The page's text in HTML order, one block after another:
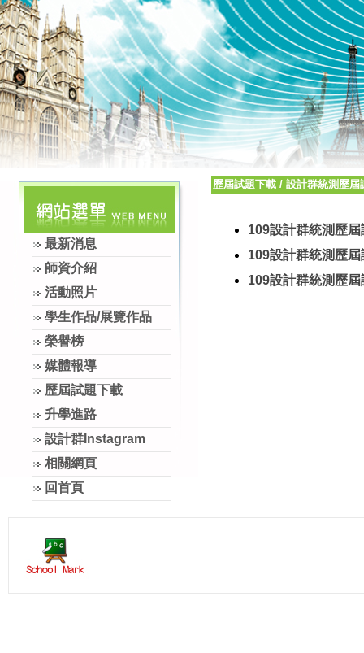
最新消息
師資介紹
活動照片
學生作品/展覽作品
榮譽榜
媒體報導
歷屆試題下載
升學進路
設計群Instagram
相關網頁
回首頁
歷屆試題下載 / 設計群統測歷屆
109設計群統測歷
109設計群統測歷
109設計群統測歷